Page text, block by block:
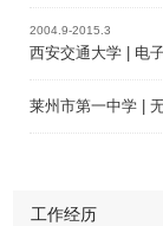
2004.9-2015.3
西安交通大学 | 电
莱州市第一中学 |
工作经历